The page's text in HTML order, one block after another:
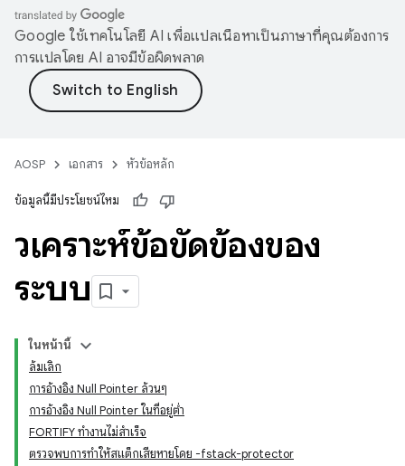
Google ใช้เทคโนโลยี AI เพื่อแปลเนื้อหาเป็นภาษาที่คุณต้องการ
การแปลโดย AI อาจมีข้อผิดพลาด
AOSP เอกสาร หัวข้อหลัก
ข้อมูลนี้มีประโยชน์ไหม
วิเคราะห์ข้อขัดข้องของ
ระบบ
ในหน้านี้
ล้มเลิก
การอ้างอิง Null Pointer ล้วนๆ
การอ้างอิง Null Pointer ในที่อยู่ต่ำ
FORTIFY ทำงานไม่สำเร็จ
ตรวจพบการทําให้สแต็กเสียหายโดย -fstack-protector